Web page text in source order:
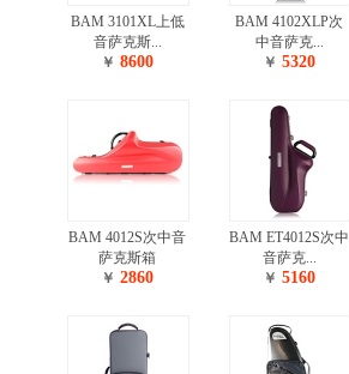
BAM 3101XL上低
音萨克斯...
￥ 8600
BAM 4102XLP次
中音萨克...
￥ 5320
BAM 4012S次中音
萨克斯箱
￥ 2860
BAM ET4012S次中
音萨克...
￥ 5160